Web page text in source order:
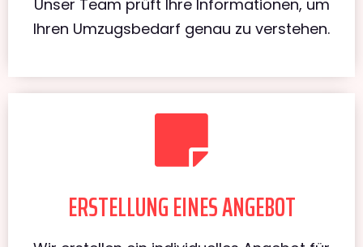
Unser Team prüft Ihre Informationen, um
Ihren Umzugsbedarf genau zu verstehen.
ERSTELLUNG EINES ANGEBOT